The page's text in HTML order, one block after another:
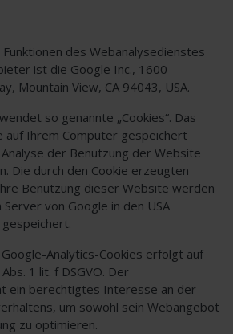
des Webanalysedienstes
ist die Google Inc., 1600
Mountain View, CA 94043, USA.
so genannte „Cookies“. Das
auf Ihrem Computer gespeichert
der Benutzung der Website
Die durch den Cookie erzeugten
Benutzung dieser Website werden
von Google in den USA
Analytics-Cookies erfolgt auf
1 lit. f DSGVO. Der
ein berechtigtes Interesse an der
um sowohl sein Webangebot
zu optimieren.